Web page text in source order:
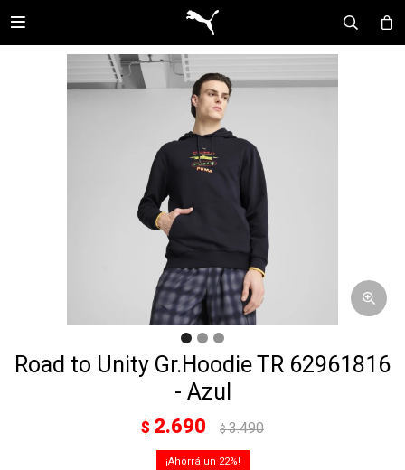

Road to Unity Gr.Hoodie TR 62961816
- Azul
$ 2.690 $3.490
22